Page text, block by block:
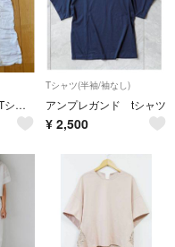
Drawer ホワイト Tシャツ サイズ1
Tシャツ(半袖/袖なし)
アンプレガンド tシャツ
¥ 2,500